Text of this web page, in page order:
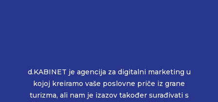
d.KABINET je agencija za digitalni marketing u
kojoj kreiramo vaše poslovne priče iz grane
turizma, ali nam je izazov također surađivati s